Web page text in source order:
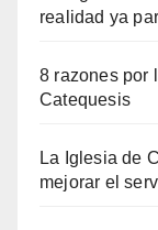
realidad ya
8 razones por
Catequesis
La Iglesia de
mejorar el